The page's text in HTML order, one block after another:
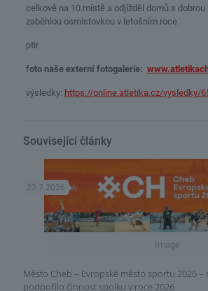
celkově na 10.místě a odjížděl domů s
zaběhlou osmistovkou v letošním roce.
ptir
foto naše externí fotogalerie:
výsledky: https://online.atletika.cz/vysledky/
Související články
Image
22.7.2026
Město Cheb – Evropské město sportu 2026
podpořilo činnost spolku v roce 2026